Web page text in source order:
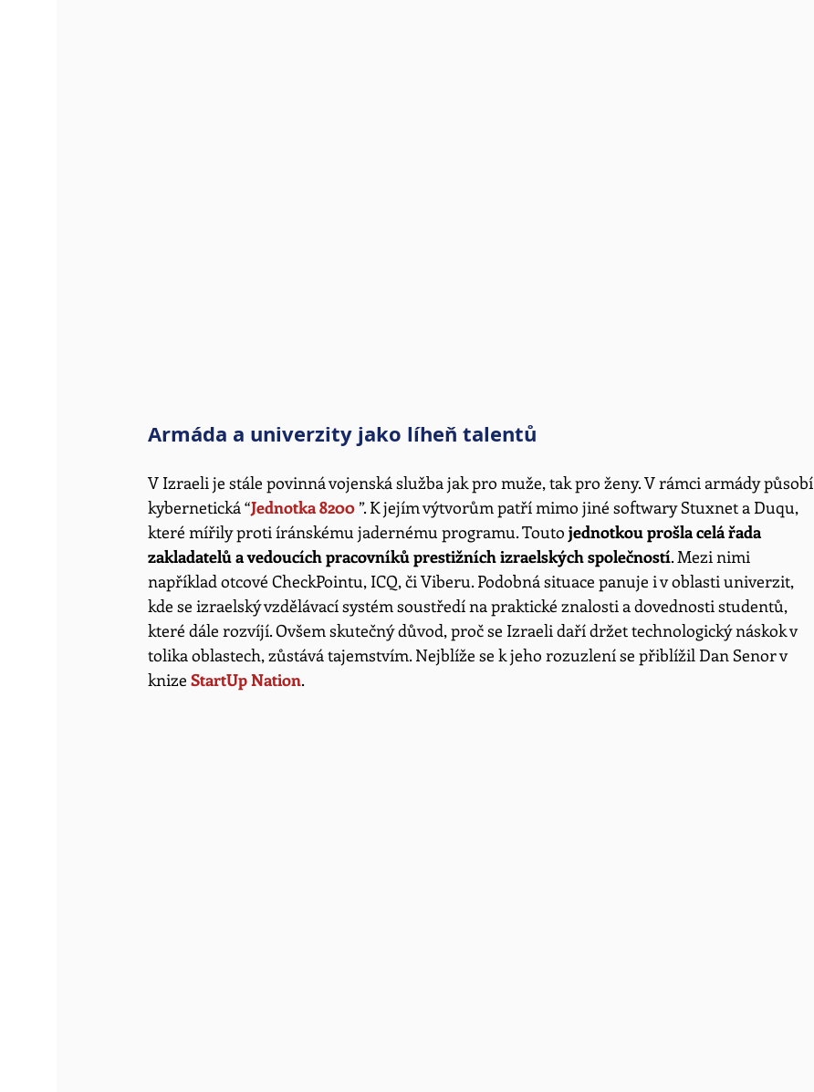
Armáda a univerzity jako líheň talentů
V Izraeli je stále povinná vojenská služba jak pro muže, tak pro ženy. V rámci armády působí
kybernetická “Jednotka 8200 ”. K jejím výtvorům patří mimo jiné softwary Stuxnet a Duqu,
které mířily proti íránskému jadernému programu. Touto jednotkou prošla celá řada
zakladatelů a vedoucích pracovníků prestižních izraelských společností. Mezi nimi
například otcové CheckPointu, ICQ, či Viberu. Podobná situace panuje i v oblasti univerzit,
kde se izraelský vzdělávací systém soustředí na praktické znalosti a dovednosti studentů,
které dále rozvíjí. Ovšem skutečný důvod, proč se Izraeli daří držet technologický náskok v
tolika oblastech, zůstává tajemstvím. Nejblíže se k jeho rozuzlení se přiblížil Dan Senor v
knize StartUp Nation.